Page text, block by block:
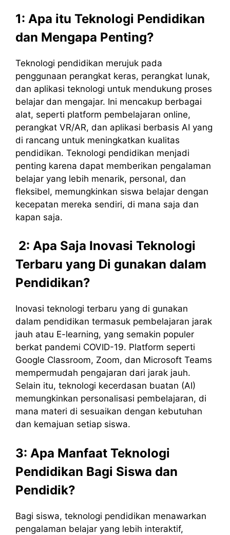
1: Apa itu Teknologi Pendidikan
dan Mengapa Penting?
Teknologi pendidikan merujuk pada
penggunaan perangkat keras, perangkat lunak,
dan aplikasi teknologi untuk mendukung proses
belajar dan mengajar. Ini mencakup berbagai
alat, seperti platform pembelajaran online,
perangkat VR/AR, dan aplikasi berbasis AI yang
di rancang untuk meningkatkan kualitas
pendidikan. Teknologi pendidikan menjadi
penting karena dapat memberikan pengalaman
belajar yang lebih menarik, personal, dan
fleksibel, memungkinkan siswa belajar dengan
kecepatan mereka sendiri, di mana saja dan
kapan saja.
2: Apa Saja Inovasi Teknologi
Terbaru yang Di gunakan dalam
Pendidikan?
Inovasi teknologi terbaru yang di gunakan
dalam pendidikan termasuk pembelajaran jarak
jauh atau E-learning, yang semakin populer
berkat pandemi COVID-19. Platform seperti
Google Classroom, Zoom, dan Microsoft Teams
mempermudah pengajaran dari jarak jauh.
Selain itu, teknologi kecerdasan buatan (AI)
memungkinkan personalisasi pembelajaran, di
mana materi di sesuaikan dengan kebutuhan
dan kemajuan setiap siswa.
3: Apa Manfaat Teknologi
Pendidikan Bagi Siswa dan
Pendidik?
Bagi siswa, teknologi pendidikan menawarkan
pengalaman belajar yang lebih interaktif,